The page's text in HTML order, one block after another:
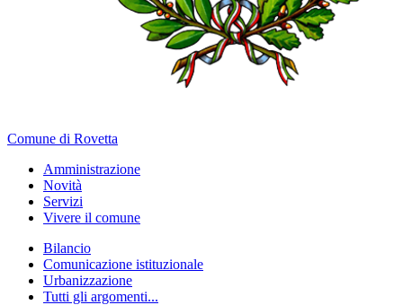
Comune di Rovetta
Amministrazione
Novità
Servizi
Vivere il comune
Bilancio
Comunicazione istituzionale
Urbanizzazione
Tutti gli argomenti...